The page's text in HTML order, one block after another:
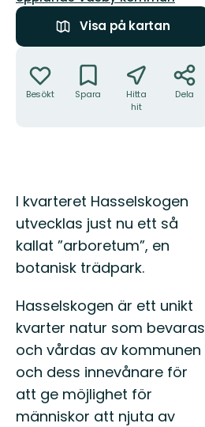
Visa på kartan
Besökt Spara
Hitta
hit
Dela
Beskrivning
I kvarteret Hasselskogen
utvecklas just nu ett så
kallat ”arboretum”, en
botanisk trädpark.
Hasselskogen är ett unikt
kvarter natur som bevaras
och vårdas av kommunen
och dess innevånare för
att ge möjlighet för
människor att njuta av